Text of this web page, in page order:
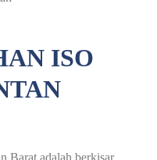
ISO
Barat adalah berkisar